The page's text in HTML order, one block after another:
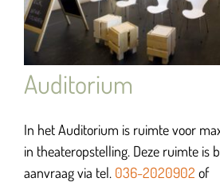
Auditorium
In het Auditorium is ruimte voor
in theateropstelling. Deze ruimte is
aanvraag via tel. 036-2020902 of